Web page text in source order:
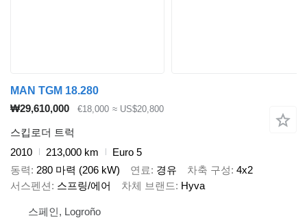
MAN TGM 18.280
₩29,610,000
€18,000 ≈ US$20,800
스킵로더 트럭
2010
213,000 km
Euro 5
동력
280 마력 (206 kW) 연료 경유 차축 구성 4x2
서스펜션
스프링/에어 차체 브랜드 Hyva
스페인, Logroño